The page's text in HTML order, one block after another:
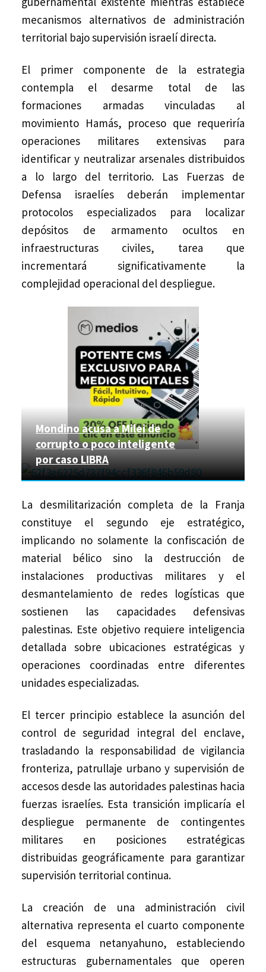
mecanismos alternativos de administración
territorial bajo supervisión israelí directa.
El primer componente de la estrategia
contempla el desarme total de las
formaciones armadas vinculadas al
movimiento Hamás, proceso que requeriría
operaciones militares extensivas para
identificar y neutralizar arsenales distribuidos
a lo largo del territorio. Las Fuerzas de
Defensa israelíes deberán implementar
protocolos especializados para localizar
depósitos de armamento ocultos en
infraestructuras civiles, tarea que
incrementará significativamente la
complejidad operacional del despliegue.
Mondino acusa a Milei de
corrupto o poco inteligente
por caso LIBRA
La desmilitarización completa de la Franja
constituye el segundo eje estratégico,
implicando no solamente la confiscación de
material bélico sino la destrucción de
instalaciones productivas militares y el
desmantelamiento de redes logísticas que
sostienen las capacidades defensivas
palestinas. Este objetivo requiere inteligencia
detallada sobre ubicaciones estratégicas y
operaciones coordinadas entre diferentes
unidades especializadas.
El tercer principio establece la asunción del
control de seguridad integral del enclave,
trasladando la responsabilidad de vigilancia
fronteriza, patrullaje urbano y supervisión de
accesos desde las autoridades palestinas hacia
fuerzas israelíes. Esta transición implicaría el
despliegue permanente de contingentes
militares en posiciones estratégicas
distribuidas geográficamente para garantizar
supervisión territorial continua.
La creación de una administración civil
alternativa representa el cuarto componente
del esquema netanyahuno, estableciendo
estructuras gubernamentales que operen